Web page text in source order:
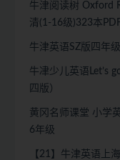
牛津阅读树 Oxford
清(1-16级)323本
牛津英语SZ版四年
牛冿少儿英语Let’s
四版）
黄冈名师课堂 小学
6年级
【21】牛津英语上